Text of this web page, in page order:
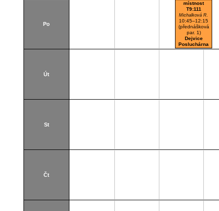
Po
místnost
T9:111
Michalková R.
10:45–12:15
(přednášková
par. 1)
Dejvice
Posluchárna
Út
St
Čt